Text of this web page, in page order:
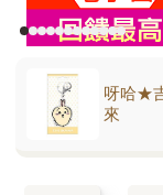
呀哈★
來